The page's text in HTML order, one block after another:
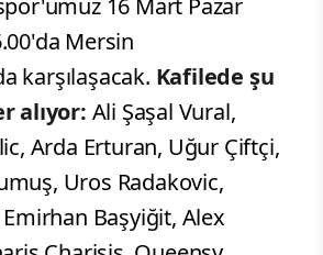
16 Mart Pazar
Mersin
karşılaşacak. Kafilede şu
alıyor: Ali Şaşal Vural,
Arda Erturan, Uğur Çiftçi,
Uros Radakovic,
Başyiğit, Alex